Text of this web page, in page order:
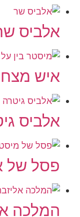
אלביס
איש
אלביס
פסל של
המלכה